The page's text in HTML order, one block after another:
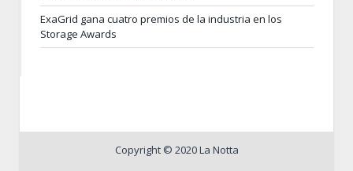
ExaGrid gana cuatro premios de la industria en los
Storage Awards
Copyright © 2020 La Notta